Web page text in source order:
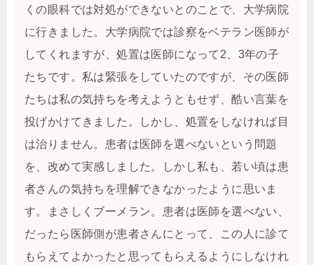
くの眼科では対処ができないとのことで、大学病院
に行きました。大学病院では診察をベテラン医師が
してくれますが、処置は医師になって2、3年の子
たちです。私は緊張をしていたのですが、その医師
たちは私の気持ちを考えようともせず、酷い言葉を
投げかけてきました。しかし、処置をしなければ目
は治りません。患者は医師を選べないという問題
を、改めて実感しました。しかし私も、若い頃は患
者さんの気持ちを理解できなかったように思いま
す。まさしくブーメラン。患者は医師を選べない、
だったら医師側が患者さんにとって、この人に診て
もらえてよかったと思ってもらえるようにしなけれ